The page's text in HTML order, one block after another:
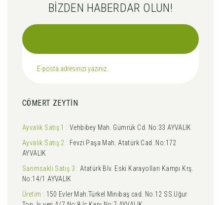
BİZDEN HABERDAR OLUN!
CÖMERT ZEYTİN
Ayvalık Satış 1 : Vehbibey Mah. Gümrük Cd. No:33 AYVALIK
Ayvalık Satış 2 : Fevzi Paşa Mah. Atatürk Cad. No:172
AYVALIK
Sarımsaklı Satış 3 : Atatürk Blv. Eski Karayolları Kampı Krş.
No:14/1 AYVALIK
Üretim : 150 Evler Mah.Türkel Minibaş cad. No.12 SS.Uğur